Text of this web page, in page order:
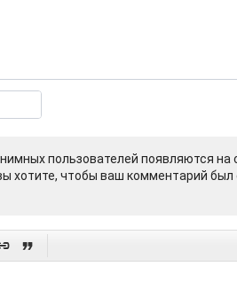
пользователей появляются на
хотите, чтобы ваш комментарий был
